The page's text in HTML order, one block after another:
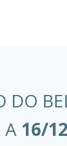
DO
A 16/